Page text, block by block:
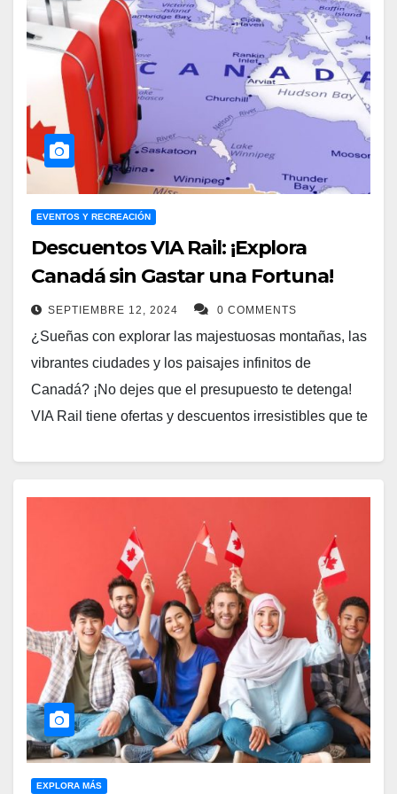
EVENTOS Y RECREACIÓN
Descuentos VIA Rail: ¡Explora
Canadá sin Gastar una Fortuna!
SEPTIEMBRE 12, 2024 0 COMMENTS
¿Sueñas con explorar las majestuosas montañas, las
vibrantes ciudades y los paisajes infinitos de
Canadá? ¡No dejes que el presupuesto te detenga!
VIA Rail tiene ofertas y descuentos irresistibles que te
Descuentos VIA Rail que
son Imperdibles
¿Miembro de la CAA? ¡Viaja
como la Realeza!
Si eres miembro de la Asociación Canadiense de
Automóviles (CAA), prepárate para disfrutar de hasta
un 20% de descuento en tus viajes en tren por todo
Canadá. Imagina recorrer el corredor Ontario-Québec
o descubrir otras rutas fascinantes en clase Economy
EXPLORA MÁS